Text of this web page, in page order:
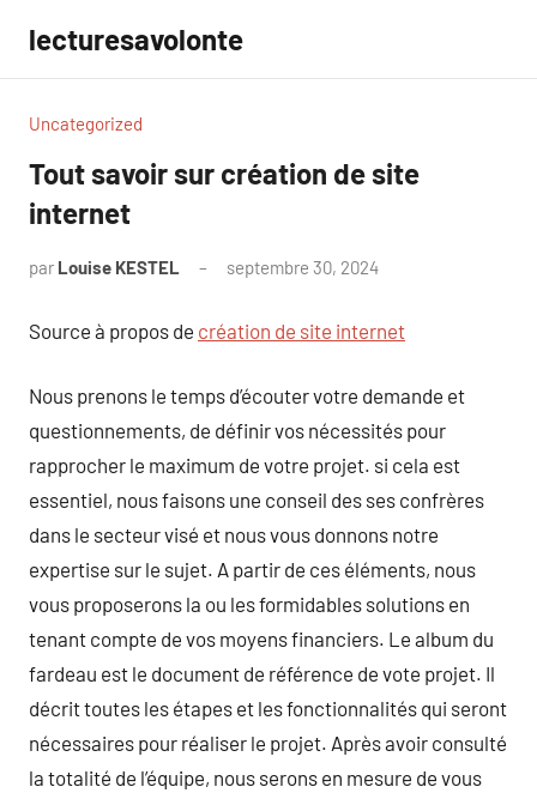
contenu
lecturesavolonte
Uncategorized
Tout savoir sur création de site
internet
par Louise KESTEL septembre 30, 2024
Source à propos de création de site internet
Nous prenons le temps d’écouter votre demande et
questionnements, de définir vos nécessités pour
rapprocher le maximum de votre projet. si cela est
essentiel, nous faisons une conseil des ses confrères
dans le secteur visé et nous vous donnons notre
expertise sur le sujet. A partir de ces éléments, nous
vous proposerons la ou les formidables solutions en
tenant compte de vos moyens financiers. Le album du
fardeau est le document de référence de vote projet. Il
décrit toutes les étapes et les fonctionnalités qui seront
nécessaires pour réaliser le projet. Après avoir consulté
la totalité de l’équipe, nous serons en mesure de vous